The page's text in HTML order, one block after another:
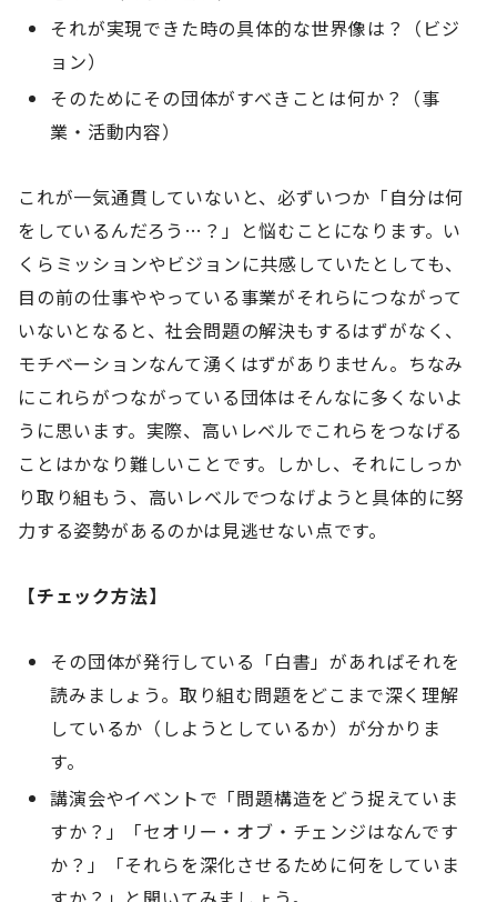
それが実現できた時の具体的な世界像は？（ビジ
ョン）
そのためにその団体がすべきことは何か？（事
業・活動内容）
これが一気通貫していないと、必ずいつか「自分は何
をしているんだろう…？」と悩むことになります。い
くらミッションやビジョンに共感していたとしても、
目の前の仕事ややっている事業がそれらにつながって
いないとなると、社会問題の解決もするはずがなく、
モチベーションなんて湧くはずがありません。ちなみ
にこれらがつながっている団体はそんなに多くないよ
うに思います。実際、高いレベルでこれらをつなげる
ことはかなり難しいことです。しかし、それにしっか
り取り組もう、高いレベルでつなげようと具体的に努
力する姿勢があるのかは見逃せない点です。
【チェック方法】
その団体が発行している「白書」があればそれを
読みましょう。取り組む問題をどこまで深く理解
しているか（しようとしているか）が分かりま
す。
講演会やイベントで「問題構造をどう捉えていま
すか？」「セオリー・オブ・チェンジはなんです
か？」「それらを深化させるために何をしていま